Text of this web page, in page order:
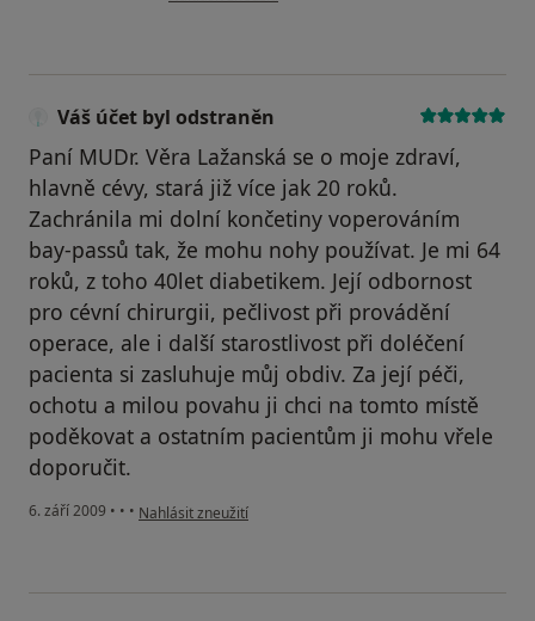
Váš účet byl odstraněn
Paní MUDr. Věra Lažanská se o moje zdraví,
hlavně cévy, stará již více jak 20 roků.
Zachránila mi dolní končetiny voperováním
bay-passů tak, že mohu nohy používat. Je mi 64
roků, z toho 40let diabetikem. Její odbornost
pro cévní chirurgii, pečlivost při provádění
operace, ale i další starostlivost při doléčení
pacienta si zasluhuje můj obdiv. Za její péči,
ochotu a milou povahu ji chci na tomto místě
poděkovat a ostatním pacientům ji mohu vřele
doporučit.
6. září 2009 • • • podle názoru uživatele Váš účet byl odstraněn
Nahlásit zneužití